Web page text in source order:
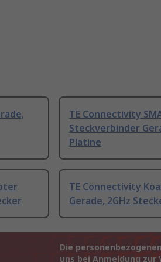
TE Connectivity
Steckverbinder
Platine
TE Connectivity
Gerade, 2GHz
Die
uns bei Anmeldung zur